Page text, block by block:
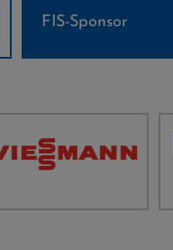
Weltcup-Sponsoren
Damen